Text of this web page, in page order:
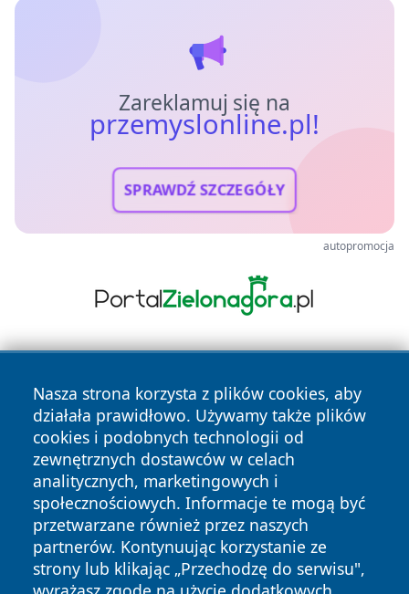
Zareklamuj się na
przemyslonline.pl!
SPRAWDŹ SZCZEGÓŁY
autopromocja
Nasza strona korzysta z plików cookies, aby
działała prawidłowo. Używamy także plików
cookies i podobnych technologii od
zewnętrznych dostawców w celach
analitycznych, marketingowych i
społecznościowych. Informacje te mogą być
przetwarzane również przez naszych
partnerów. Kontynuując korzystanie ze
strony lub klikając „Przechodzę do serwisu",
Copyright © 2026 przemyslonline.pl Wszystkie prawa
zastrzeżone.
News Autorzy
Polityka
Prywatności
Polityka
Cookies